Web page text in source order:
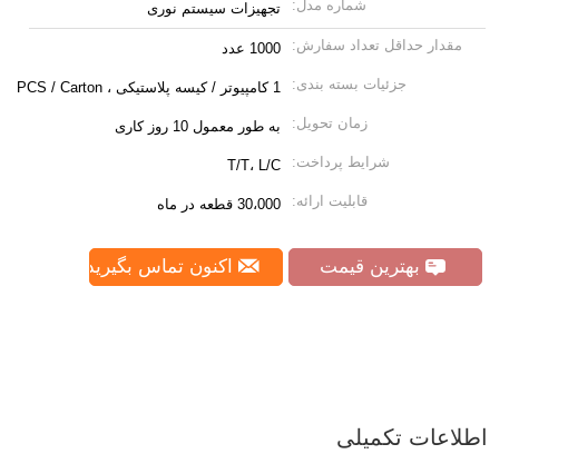
شماره مدل: تجهیزات سیستم نوری
مقدار حداقل تعداد سفارش: 1000 عدد
جزئیات بسته بندی: 1 کامپیوتر / کیسه پلاستیکی ، PCS / Carton
زمان تحویل: به طور معمول 10 روز کاری
شرایط پرداخت: T/T، L/C
قابلیت ارائه: 30،000 قطعه در ماه
بهترین قیمت اکنون تماس بگیرید
اطلاعات تکمیلی